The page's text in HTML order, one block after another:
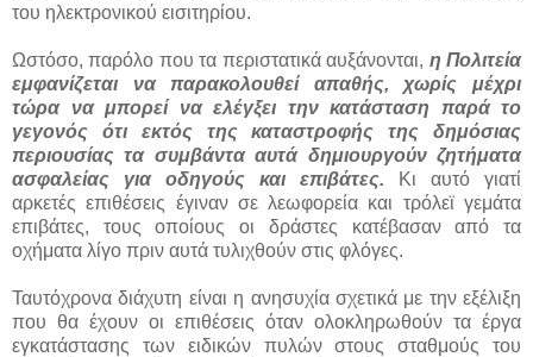
του ηλεκτρονικού εισιτηρίου.
Ωστόσο, παρόλο που τα περιστατικά αυξάνονται, η Πολιτεία
εμφανίζεται να παρακολουθεί απαθής, χωρίς μέχρι
τώρα να μπορεί να ελέγξει την κατάσταση παρά το
γεγονός ότι εκτός της καταστροφής της δημόσιας
περιουσίας τα συμβάντα αυτά δημιουργούν ζητήματα
ασφαλείας για οδηγούς και επιβάτες.
Κι αυτό γιατί
αρκετές επιθέσεις έγιναν σε λεωφορεία και τρόλεϊ γεμάτα
επιβάτες, τους οποίους οι δράστες κατέβασαν από τα
οχήματα λίγο πριν αυτά τυλιχθούν στις φλόγες.
Ταυτόχρονα διάχυτη είναι η ανησυχία σχετικά με την εξέλιξη
που θα έχουν οι επιθέσεις όταν ολοκληρωθούν τα έργα
εγκατάστασης των ειδικών πυλών στους σταθμούς του